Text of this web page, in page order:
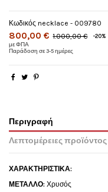
Κωδικός necklace - 009780
800,00 € 1.000,00 € -20%
με ΦΠΑ
Παράδοση σε 3-5 ημέρες
Περιγραφή
Λεπτομέρειες προϊόντος
ΧΑΡΑΚΤΗΡΙΣΤΙΚΑ:
ΜΕΤΑΛΛΟ: Χρυσός